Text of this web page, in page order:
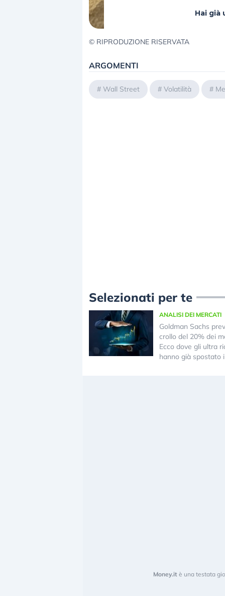
Hai già
© RIPRODUZIONE RISERVATA
ARGOMENTI
# Wall Street # Volatilità #
Selezionati per te
ANALISI DEI MERCATI
Goldman Sachs
crollo del 20% dei
Ecco dove gli ultra
hanno già spostato
Money.it è una testata